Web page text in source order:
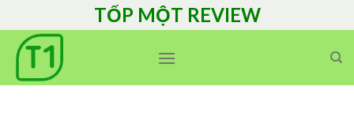
to
content
TỐP MỘT REVIEW